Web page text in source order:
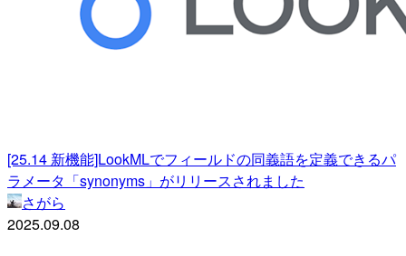
[25.14 新機能]LookMLでフィールドの同義語を定義できるパ
ラメータ「synonyms」がリリースされました
さがら
2025.09.08